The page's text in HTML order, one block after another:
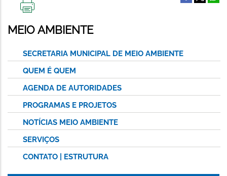
ESTA
PÁGINA
MEIO AMBIENTE
SECRETARIA MUNICIPAL DE MEIO AMBIENTE
QUEM É QUEM
AGENDA DE AUTORIDADES
PROGRAMAS E PROJETOS
NOTÍCIAS MEIO AMBIENTE
SERVIÇOS
CONTATO | ESTRUTURA